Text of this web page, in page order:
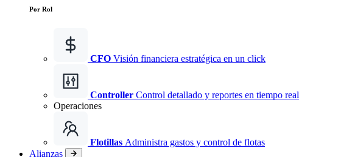
Por Rol
CFO Visión financiera estratégica en un click
Controller Control detallado y reportes en tiempo real
Operaciones
Flotillas Administra gastos y control de flotas
Alianzas